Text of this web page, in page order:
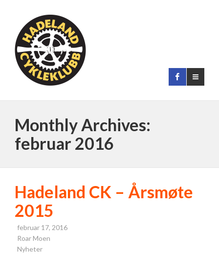
Monthly Archives:
februar 2016
Hadeland CK – Årsmøte
2015
februar 17, 2016
Roar Moen
Nyheter